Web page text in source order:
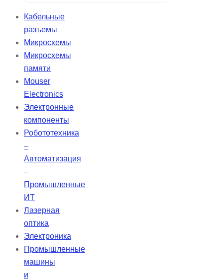
свойствами. Он обеспечивает
надежную герметизацию,
предотвращая попадание влаги и
бактерий в дентинные канальцы
благодаря кристаллизации
гидроксида кальция. CeraSeal
гарантирует идеальную плотность
в корневом канале и отличается
высокой стабильностью, не
сжимаясь и не расширяясь.
Кабельные
разъемы
Микросхемы
Микросхемы
памяти
Mouser
Electronics
Электронные
компоненты
Робототехника
–
Автоматизация
–
Промышленные
ИТ
Лазерная
оптика
Электроника
Промышленные
машины
и